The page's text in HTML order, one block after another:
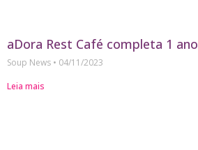
aDora Rest Café completa 1 ano
Soup News
04/11/2023
Leia mais